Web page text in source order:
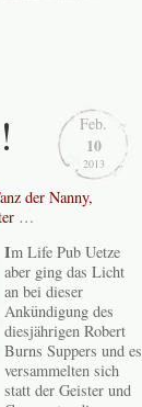
Feb.
10
2013
der Nanny,
…
Im Life Pub Uetze
aber ging das Licht
an bei dieser
Ankündigung des
diesjährigen Robert
Burns Suppers und es
versammelten sich
statt der Geister und